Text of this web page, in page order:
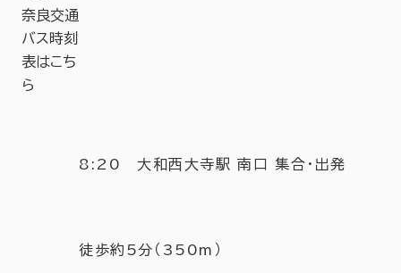
奈良交通
バス時刻
表はこち
ら
8:20 大和西大寺駅 南口 集合・出発
徒歩約5分（350m）